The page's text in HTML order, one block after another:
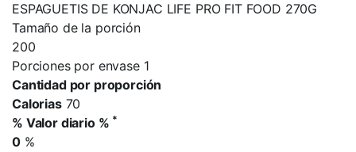
ESPAGUETIS DE KONJAC LIFE PRO FIT FOOD 270G
Tamaño de la porción
200
Porciones por envase 1
Cantidad por proporción
Calorias70
% Valor diario % *
0%